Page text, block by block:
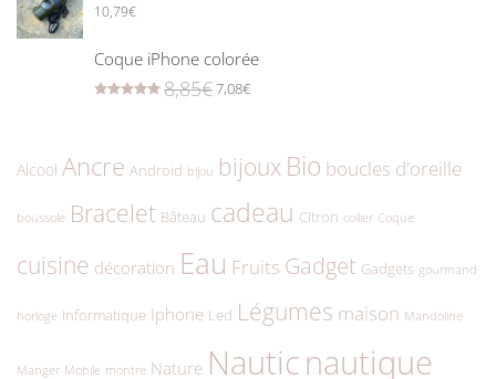
10,79€
Coque iPhone colorée
Rated5.00out of 5
8,85€7,08€
Alcool Ancre Android bijou bijoux Bio boucles d'oreille
boussole Bracelet Bâteau cadeau CItron collier Coque
cuisine décoration Eau Fruits Gadget Gadgets gourmand
horloge Informatique Iphone Led Légumes maison Mandoline
Manger Mobile montre Nature Nauticnautique